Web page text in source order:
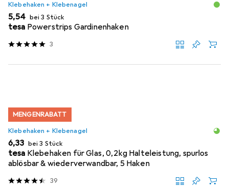
Klebehaken + Klebenagel
EUR
5,54 bei 3 Stück
tesa Powerstrips Gardinenhaken
3
MENGENRABATT
Klebehaken + Klebenagel
EUR
6,33 bei 3 Stück
tesa Klebehaken für Glas, 0,2kg Halteleistung, spurlos
ablösbar & wiederverwandbar, 5 Haken
39